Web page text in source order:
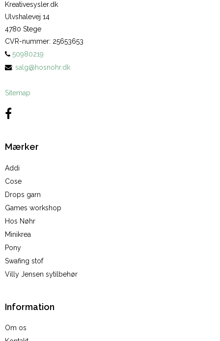
Kreativesysler.dk
Ulvshalevej 14
4780 Stege
CVR-nummer: 25653653
50980219
: salg@hosnohr.dk
Sitemap
Mærker
Addi
Cose
Drops garn
Games workshop
Hos Nøhr
Minikrea
Pony
Swafing stof
Villy Jensen sytilbehør
Information
Om os